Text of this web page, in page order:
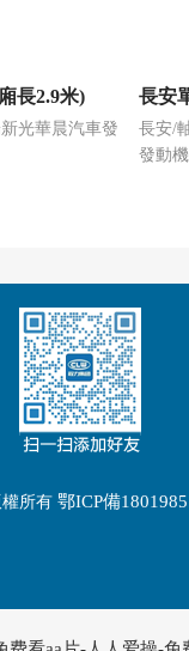
長2.9米)
光華晨汽車發
長安
米)
長安/
發動機
權所有 鄂ICP備